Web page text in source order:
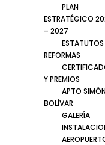
PLAN
ESTRATÉGICO
– 2027
ESTATUTOS
REFORMAS
Y PREMIOS
APTO
BOLÍVAR
GALERÍA